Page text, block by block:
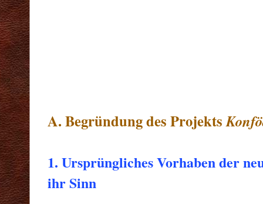
A. Begründung des Projekts
1. Ursprüngliches Vorhaben der
ihr Sinn